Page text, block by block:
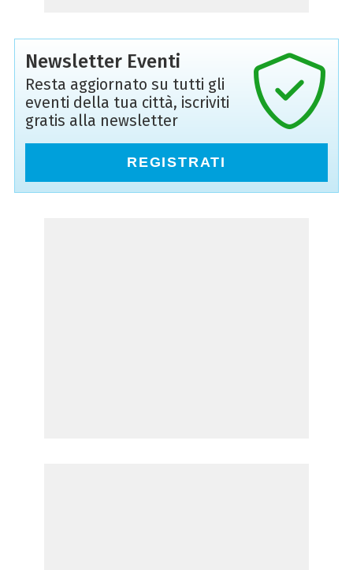
Newsletter Eventi
Resta aggiornato su tutti gli
eventi della tua città, iscriviti
gratis alla newsletter
REGISTRATI